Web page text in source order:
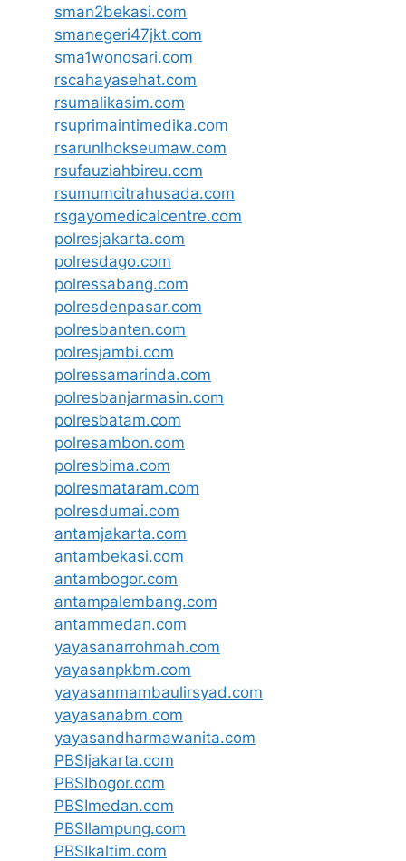
sman2bekasi.com
smanegeri47jkt.com
sma1wonosari.com
rscahayasehat.com
rsumalikasim.com
rsuprimaintimedika.com
rsarunlhokseumaw.com
rsufauziahbireu.com
rsumumcitrahusada.com
rsgayomedicalcentre.com
polresjakarta.com
polresdago.com
polressabang.com
polresdenpasar.com
polresbanten.com
polresjambi.com
polressamarinda.com
polresbanjarmasin.com
polresbatam.com
polresambon.com
polresbima.com
polresmataram.com
polresdumai.com
antamjakarta.com
antambekasi.com
antambogor.com
antampalembang.com
antammedan.com
yayasanarrohmah.com
yayasanpkbm.com
yayasanmambaulirsyad.com
yayasanabm.com
yayasandharmawanita.com
PBSIjakarta.com
PBSIbogor.com
PBSImedan.com
PBSIlampung.com
PBSIkaltim.com